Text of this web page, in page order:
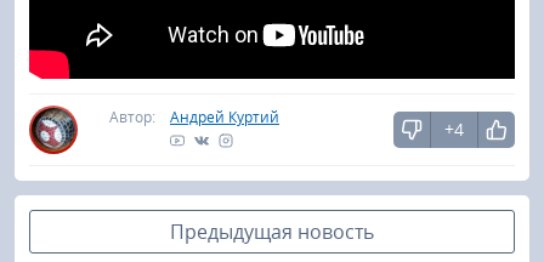
Автор: Андрей Куртий
+4
Предыдущая новость